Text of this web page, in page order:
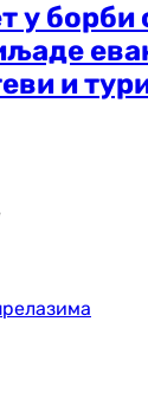
у борби
и